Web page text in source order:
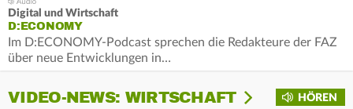
Digital und Wirtschaft
D:ECONOMY
Im D:ECONOMY-Podcast sprechen die Redakteure der FAZ
über neue Entwicklungen in…
HÖREN
VIDEO-NEWS: WIRTSCHAFT